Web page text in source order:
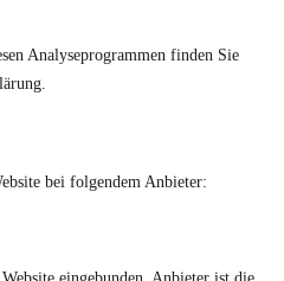
Analyseprogrammen finden Sie
bei folgendem Anbieter: